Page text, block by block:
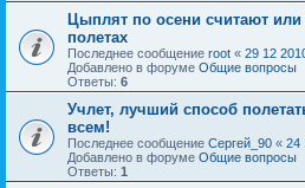
Цыплят по осени считают
полетах
Последнее сообщение root « 29 12
Добавлено в форуме Общие вопросы
Ответы: 6
Учлет, лучший способ
всем!
Последнее сообщение Сергей_90 « 24
Добавлено в форуме Общие вопросы
Ответы: 1